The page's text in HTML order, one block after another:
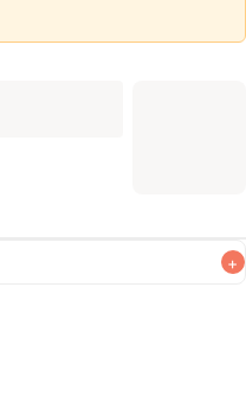
+
。なるべくお早めにお召